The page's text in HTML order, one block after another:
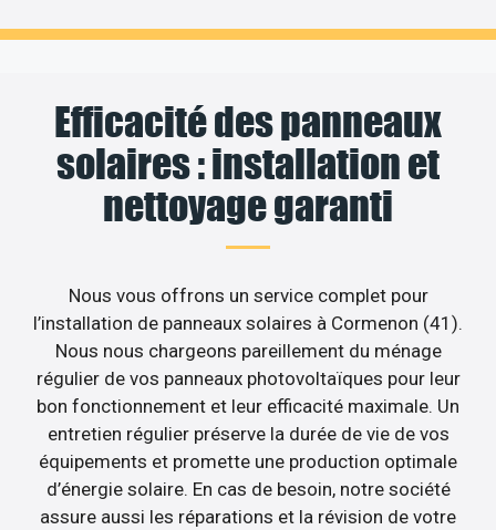
Efficacité des panneaux
solaires : installation et
nettoyage garanti
Nous vous offrons un service complet pour
l’installation de panneaux solaires à Cormenon (41).
Nous nous chargeons pareillement du ménage
régulier de vos panneaux photovoltaïques pour leur
bon fonctionnement et leur efficacité maximale. Un
entretien régulier préserve la durée de vie de vos
équipements et promette une production optimale
d’énergie solaire. En cas de besoin, notre société
assure aussi les réparations et la révision de votre